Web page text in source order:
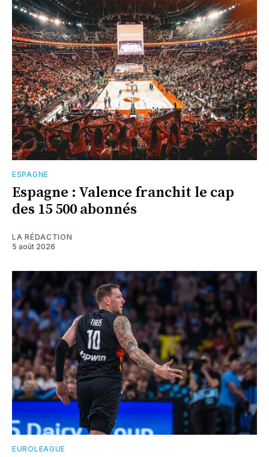
ESPAGNE
Espagne : Valence franchit le cap
des 15 500 abonnés
LA RÉDACTION
5 août 2026
EUROLEAGUE